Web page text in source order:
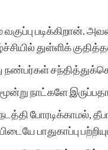
படிக்கிறான். அவன்
துள்ளிக்
நண்பர்கள்
நாட்களே
போரடிக்காமல்,
பாதுகாப்பு